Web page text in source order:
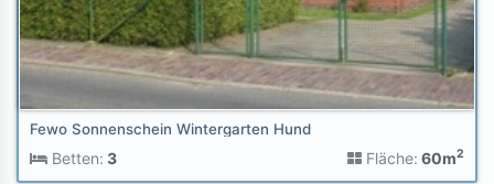
Fewo Sonnenschein Wintergarten Hund
Betten: 3 Fläche: 60m2